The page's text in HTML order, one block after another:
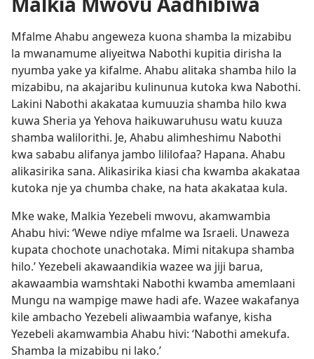
Mfalme Ahabu angeweza kuona shamba la mizabibu
la mwanamume aliyeitwa Nabothi kupitia dirisha la
nyumba yake ya kifalme. Ahabu alitaka shamba hilo la
mizabibu, na akajaribu kulinunua kutoka kwa Nabothi.
Lakini Nabothi akakataa kumuuzia shamba hilo kwa
kuwa Sheria ya Yehova haikuwaruhusu watu kuuza
shamba walilorithi. Je, Ahabu alimheshimu Nabothi
kwa sababu alifanya jambo lililofaa? Hapana. Ahabu
alikasirika sana. Alikasirika kiasi cha kwamba akakataa
kutoka nje ya chumba chake, na hata akakataa kula.
Mke wake, Malkia Yezebeli mwovu, akamwambia
Ahabu hivi: ‘Wewe ndiye mfalme wa Israeli. Unaweza
kupata chochote unachotaka. Mimi nitakupa shamba
hilo.’ Yezebeli akawaandikia wazee wa jiji barua,
akawaambia wamshtaki Nabothi kwamba amemlaani
Mungu na wampige mawe hadi afe. Wazee wakafanya
kile ambacho Yezebeli aliwaambia wafanye, kisha
Yezebeli akamwambia Ahabu hivi: ‘Nabothi amekufa.
Shamba la mizabibu ni lako.’